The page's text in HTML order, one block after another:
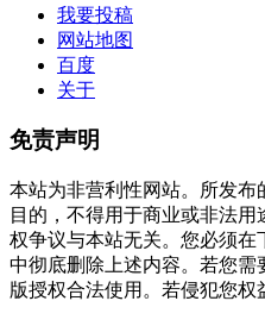
我要投稿
网站地图
百度
关于
免责声明
本站为非营利性网站。所发
目的，不得用于商业或非法
权争议与本站无关。您必须在
中彻底删除上述内容。若您
版授权合法使用。若侵犯您权